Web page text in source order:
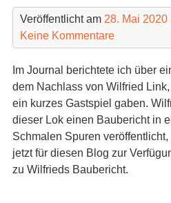
Veröffentlicht am 28. Mai 2020
Keine Kommentare
Im Journal berichtete ich über
dem Nachlass von Wilfried
ein kurzes Gastspiel gaben.
dieser Lok einen Baubericht in
Schmalen Spuren
jetzt für diesen Blog zur
zu Wilfrieds Baubericht.